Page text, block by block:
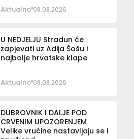
Aktualno 08.08.2026
U NEDJELJU Stradun će
zapjevati uz Adija Šošu i
najbolje hrvatske klape
Aktualno 08.08.2026
DUBROVNIK I DALJE POD
CRVENIM UPOZORENJEM
Velike vrućine nastavljaju se i